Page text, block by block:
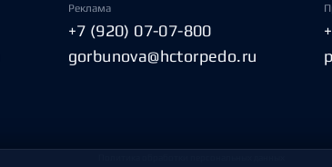
Реклама
+7 (920) 07-07-800
gorbunova@hctorpedo.ru